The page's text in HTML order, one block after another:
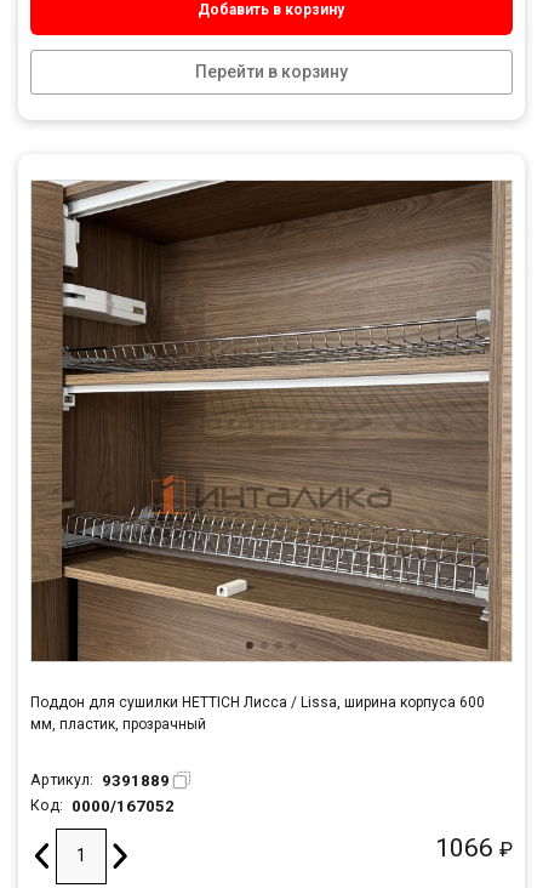
Добавить в корзину
Перейти в корзину
Поддон для сушилки HETTICH Лисса / Lissa, ширина корпуса 600
мм, пластик, прозрачный
Артикул: 9391889
Код: 0000/167052
1066 ₽